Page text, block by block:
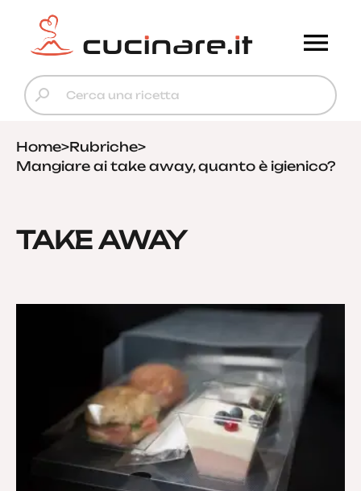
Home>Rubriche>
Mangiare ai take away, quanto è igienico?
TAKE AWAY